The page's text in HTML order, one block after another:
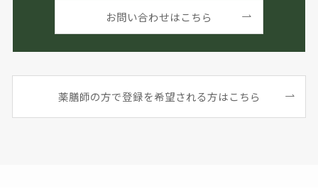
お問い合わせはこちら
薬膳師の方で登録を希望される方はこちら